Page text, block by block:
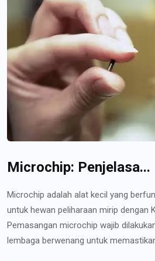
Microchip: Penjelasa...
Microchip adalah alat kecil yang
untuk hewan peliharaan mirip dengan
Pemasangan microchip wajib
lembaga berwenang untuk